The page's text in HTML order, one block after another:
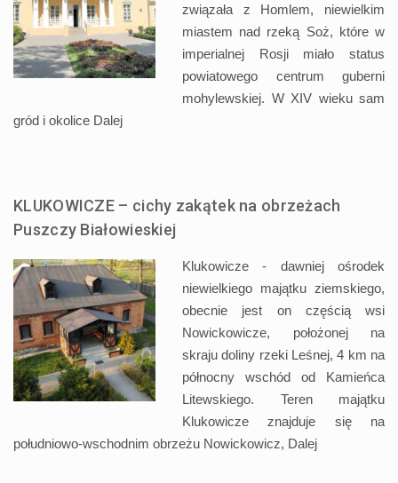
związała z Homlem, niewielkim
miastem nad rzeką Soż, które w
imperialnej Rosji miało status
powiatowego centrum guberni
mohylewskiej. W XIV wieku sam
gród i okolice Dalej
KLUKOWICZE – cichy zakątek na obrzeżach
Puszczy Białowieskiej
Klukowicze - dawniej ośrodek
niewielkiego majątku ziemskiego,
obecnie jest on częścią wsi
Nowickowicze, położonej na
skraju doliny rzeki Leśnej, 4 km na
północny wschód od Kamieńca
Litewskiego. Teren majątku
Klukowicze znajduje się na
południowo-wschodnim obrzeżu Nowickowicz, Dalej